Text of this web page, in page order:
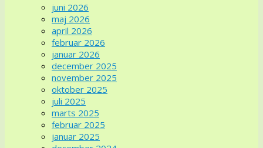
juni 2026
maj 2026
april 2026
februar 2026
januar 2026
december 2025
november 2025
oktober 2025
juli 2025
marts 2025
februar 2025
januar 2025